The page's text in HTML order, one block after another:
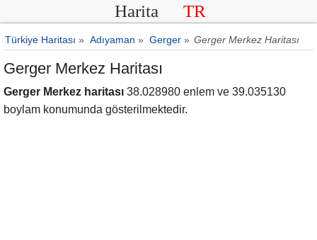
Harita TR
Türkiye Haritası » Adıyaman » Gerger » Gerger Merkez Haritası
Gerger Merkez Haritası
Gerger Merkez haritası 38.028980 enlem ve 39.035130
boylam konumunda gösterilmektedir.